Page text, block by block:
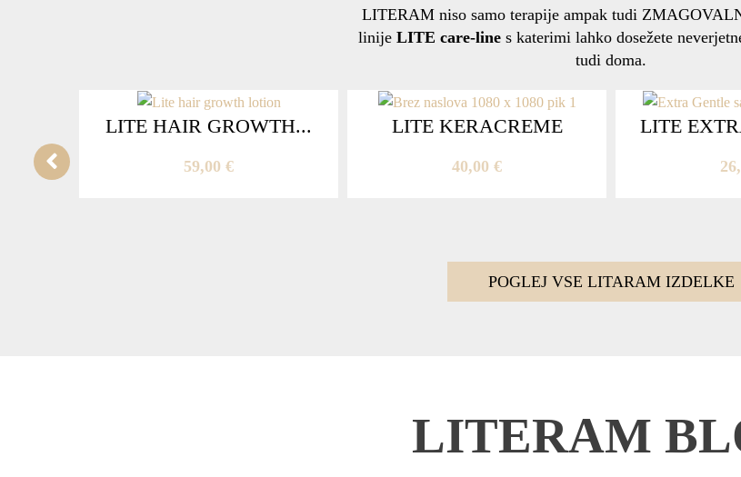
LITERAM niso samo terapije ampak tudi
linije LITE care-lines katerimi lahko dosežete
tudi doma.
LITE HAIR GROWTH...
59,00 €
LITE KERACREME
40,00 €
LITE
POGLEJ VSE LITARAM IZDELKE
LITERAM